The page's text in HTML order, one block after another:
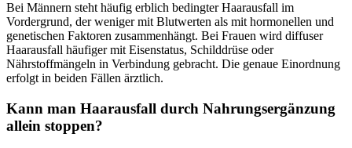
Bei Männern steht häufig erblich bedingter Haarausfall im
Vordergrund, der weniger mit Blutwerten als mit hormonellen und
genetischen Faktoren zusammenhängt. Bei Frauen wird diffuser
Haarausfall häufiger mit Eisenstatus, Schilddrüse oder
Nährstoffmängeln in Verbindung gebracht. Die genaue Einordnung
erfolgt in beiden Fällen ärztlich.
Kann man Haarausfall durch Nahrungsergänzung
allein stoppen?